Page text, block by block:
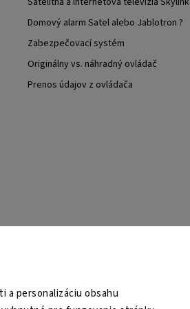
a personalizáciu obsahu
Domový alarm Satel alebo Jablotron ?
Zabezpečovací systém
Originálny vs. náhradný ovládač
Prenos údajov z ovládača